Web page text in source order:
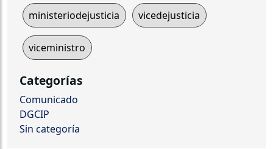
ministeriodejusticia vicedejusticia
viceministro
Categorías
Comunicado
DGCIP
Sin categoría